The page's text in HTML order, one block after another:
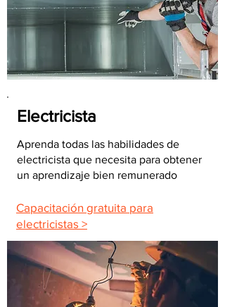
Electricista
Aprenda todas las habilidades de
electricista que necesita para obtener
un aprendizaje bien remunerado
Capacitación gratuita para
electricistas >